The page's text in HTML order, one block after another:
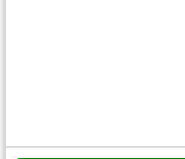
presteert beter dan een